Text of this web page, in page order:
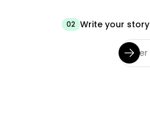
02 Write your story